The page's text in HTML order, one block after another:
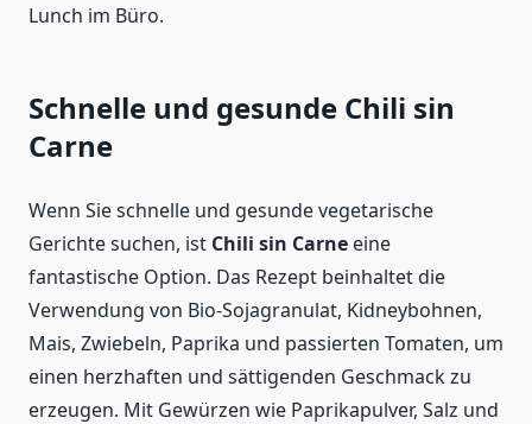
Lunch im Büro.
Schnelle und gesunde Chili sin
Carne
Wenn Sie schnelle und gesunde vegetarische
Gerichte suchen, ist Chili sin Carne eine
fantastische Option. Das Rezept beinhaltet die
Verwendung von Bio-Sojagranulat, Kidneybohnen,
Mais, Zwiebeln, Paprika und passierten Tomaten, um
einen herzhaften und sättigenden Geschmack zu
erzeugen. Mit Gewürzen wie Paprikapulver, Salz und